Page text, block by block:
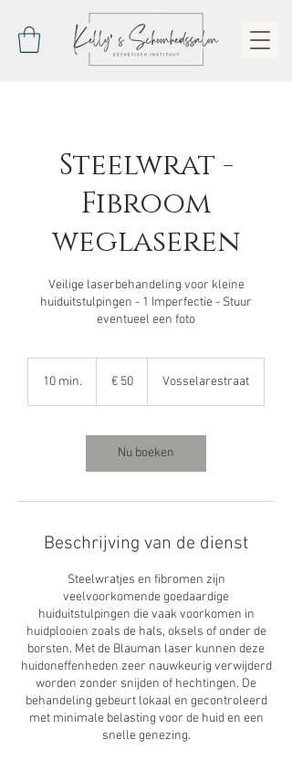
Steelwrat -
Fibroom
weglaseren
Veilige laserbehandeling voor kleine
huiduitstulpingen - 1 Imperfectie - Stuur
eventueel een foto
10 min. € 50 Vosselarestraat
Nu boeken
Beschrijving van de dienst
Steelwratjes en fibromen zijn
veelvoorkomende goedaardige
huiduitstulpingen die vaak voorkomen in
huidplooien zoals de hals, oksels of onder de
borsten. Met de Blauman laser kunnen deze
huidoneffenheden zeer nauwkeurig verwijderd
worden zonder snijden of hechtingen. De
behandeling gebeurt lokaal en gecontroleerd
met minimale belasting voor de huid en een
snelle genezing.